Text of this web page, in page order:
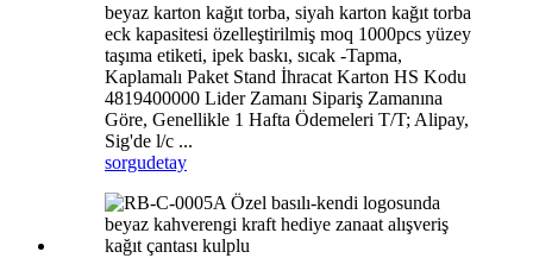
beyaz karton kağıt torba, siyah karton kağıt torba
eck kapasitesi özelleştirilmiş moq 1000pcs yüzey
taşıma etiketi, ipek baskı, sıcak -Tapma,
Kaplamalı Paket Stand İhracat Karton HS Kodu
4819400000 Lider Zamanı Sipariş Zamanına
Göre, Genellikle 1 Hafta Ödemeleri T/T; Alipay,
Sig'de l/c ...
sorgudetay